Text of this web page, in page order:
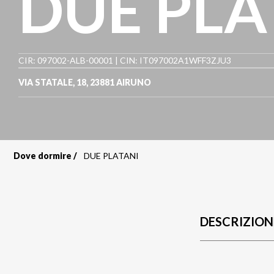
CIR: 097002-ALB-00001 | CIN: IT097002A1WFF3ZJU3
VIA STATALE, 18, 23881AIRUNO
Dove dormire DUE PLATANI